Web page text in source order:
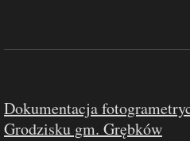
Dokumentacja
Grodzisku gm. Grębków